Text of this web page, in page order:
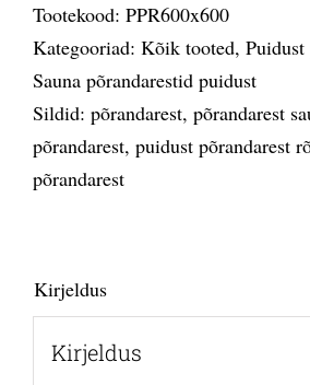
Tootekood: PPR600x600
Kategooriad: Kõik tooted, Puidust
Sauna põrandarestid puidust
Sildid: põrandarest, põrandarest
põrandarest, puidust põrandarest
põrandarest
Kirjeldus
Kirjeldus